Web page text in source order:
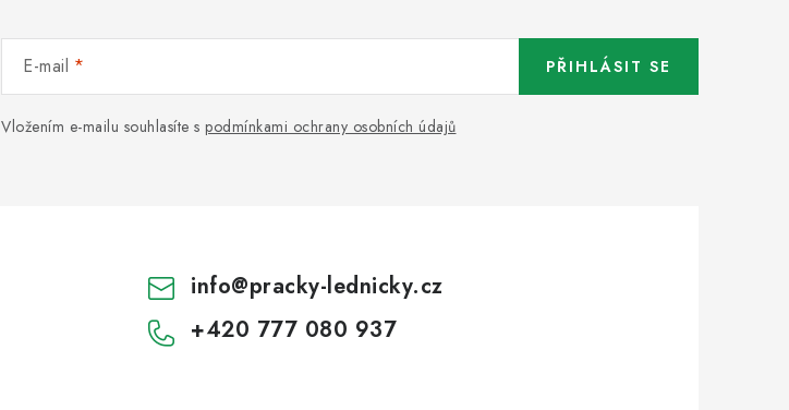
E-mail
Vložením e-mailu souhlasíte s podmínkami ochrany osobních údajů
PŘIHLÁSIT SE
info@pracky-lednicky.cz
+420 777 080 937